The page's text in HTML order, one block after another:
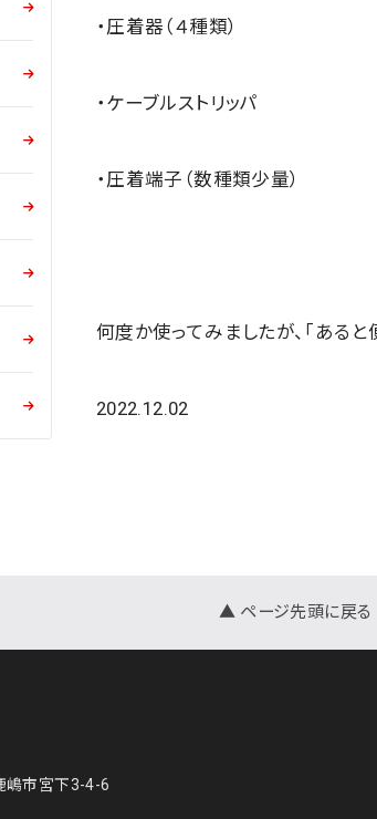
・圧着器（４種類）
・ケーブルストリッパ
・圧着端子（数種類少量）
何度か使ってみましたが、「あると
2022.12.02
▲ ページ先頭に戻る
嶋市宮下3-4-6